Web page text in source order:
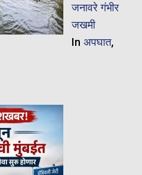
जनावरे गंभीर
जखमी
In अपघात,